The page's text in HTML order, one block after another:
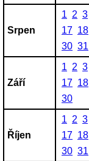
Srpen
1 2 3
17 18
30 31
Září
1 2 3
17 18
30
Říjen
1 2 3
17 18
30 31